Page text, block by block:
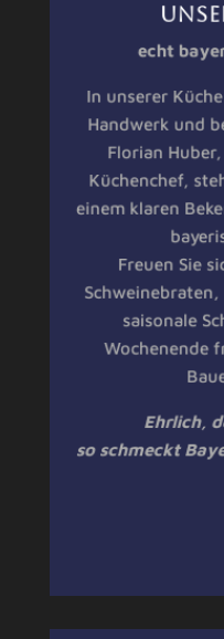
echt
In unserer
Handwerk und
Florian
Küchenchef,
einem klaren
Freuen Sie
saisonale
Wochenende
Ehrlich,
so schmeckt